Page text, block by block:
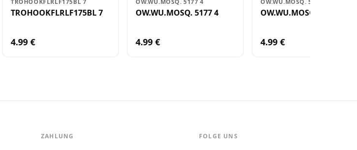
TROHOOKFLRLF175BL 7
TROHOOKFLRLF175BL 7
4.99 €
OW.WU.MOSQ. 5177 4
OW.WU.MOSQ. 5177 4
4.99 €
OW.WU.MOSQ. 5177 2
4.99 €
ZAHLUNG FOLGE UNS